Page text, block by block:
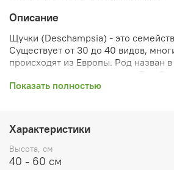
Описание
Щучки (Deschampsia) - это
Существует от 30 до 40 видов,
происходят из Европы. Род назван
1842). Щучки холоднорастущее
где угодно; К несчастью для
Deschampsia сеется повсюду,
отличие от сортовых (спасибо
сорта не сеется, но требуют
Показать полностью
Характеристики
Высота, см
40 - 60 см